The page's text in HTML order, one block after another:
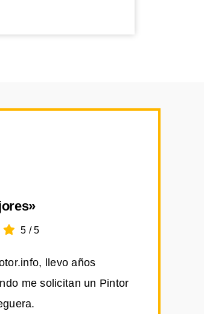
5 /5
llevo años
me solicitan un Pintor